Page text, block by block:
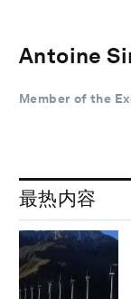
Antoine
Member of the
最热内容